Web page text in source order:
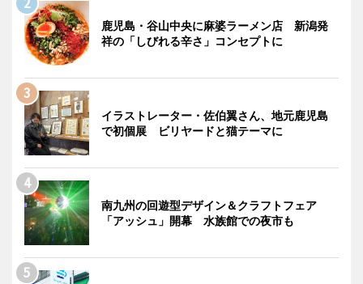
鹿児島・谷山中央に麻婆ラーメン店 新潟発
祥の「しびれる辛さ」コンセプトに
イラストレーター・佐伯翼さん、地元鹿児島
で初個展 ビリヤードと猫テーマに
南九州の回遊型デザイン＆クラフトフェア
「アッシュ」開幕 水族館での夜市も